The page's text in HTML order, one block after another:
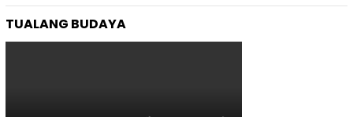
TUALANG BUDAYA